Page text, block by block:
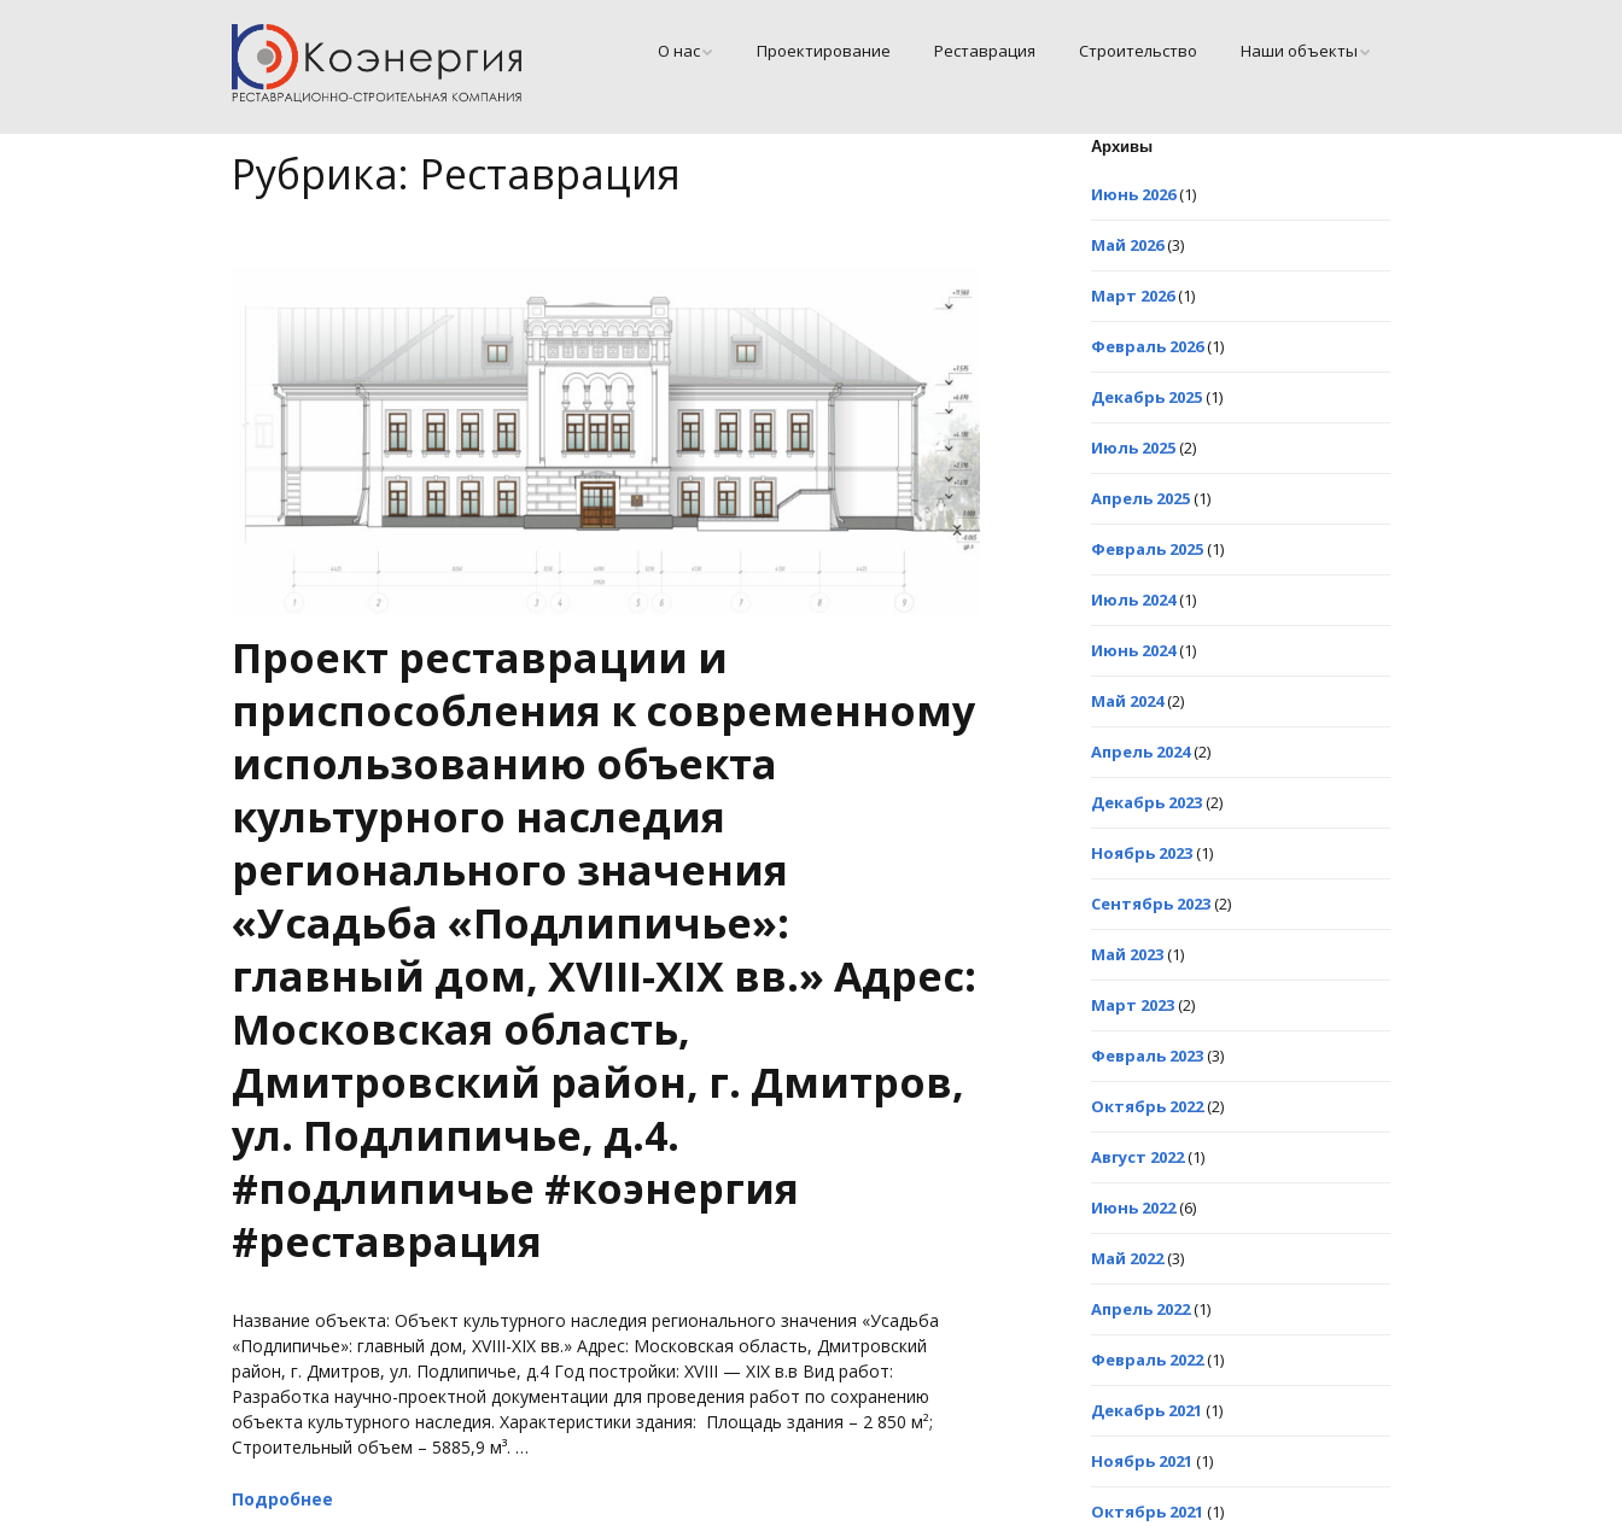
О нас Проектирование Реставрация Cтроительство Наши объекты
Рубрика: Реставрация
Проект реставрации и
приспособления к современному
использованию объекта
культурного наследия
регионального значения
«Усадьба «Подлипичье»:
главный дом, XVIII-XIX вв.» Адрес:
Московская область,
Дмитровский район, г. Дмитров,
ул. Подлипичье, д.4.
#подлипичье #коэнергия
#реставрация
Название объекта: Объект культурного наследия регионального значения «Усадьба
«Подлипичье»: главный дом, XVIII-XIX вв.» Адрес: Московская область, Дмитровский
район, г. Дмитров, ул. Подлипичье, д.4 Год постройки: XVIII — XIX в.в Вид работ:
Разработка научно-проектной документации для проведения работ по сохранению
объекта культурного наследия. Характеристики здания: Площадь здания – 2 850 м²;
Строительный объем – 5885,9 м³. …
Подробнее
Архивы
Июнь 2026(1)
Май 2026(3)
Март 2026(1)
Февраль 2026(1)
Декабрь 2025(1)
Июль 2025(2)
Апрель 2025(1)
Февраль 2025(1)
Июль 2024(1)
Июнь 2024(1)
Май 2024(2)
Апрель 2024(2)
Декабрь 2023(2)
Ноябрь 2023(1)
Сентябрь 2023(2)
Май 2023(1)
Март 2023(2)
Февраль 2023(3)
Октябрь 2022(2)
Август 2022(1)
Июнь 2022(6)
Май 2022(3)
Апрель 2022(1)
Февраль 2022(1)
Декабрь 2021 (1)
Ноябрь 2021 (1)
Октябрь 2021 (1)